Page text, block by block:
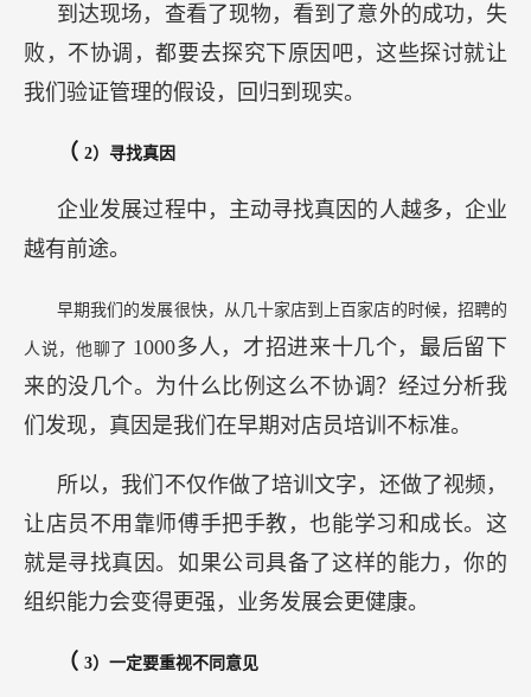
到达现场，查看了现物，看到了意外的成功，失
败，不协调，都要去探究下原因吧，这些探讨就让
我们验证管理的假设，回归到现实。
（ 2）寻找真因
企业发展过程中，主动寻找真因的人越多，企业
越有前途。
早期我们的发展很快，从几十家店到上百家店的时候，招聘的
人说，他聊了 1000多人，才招进来十几个，最后留下
来的没几个。为什么比例这么不协调？经过分析我
们发现，真因是我们在早期对店员培训不标准。
所以，我们不仅作做了培训文字，还做了视频，
让店员不用靠师傅手把手教，也能学习和成长。这
就是寻找真因。如果公司具备了这样的能力，你的
组织能力会变得更强，业务发展会更健康。
（ 3）一定要重视不同意见